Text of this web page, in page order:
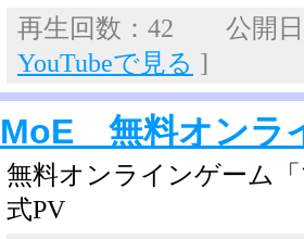
再生回数：42 公開
YouTubeで見る ]
MoE 無料オンラ
無料オンラインゲーム
式PV